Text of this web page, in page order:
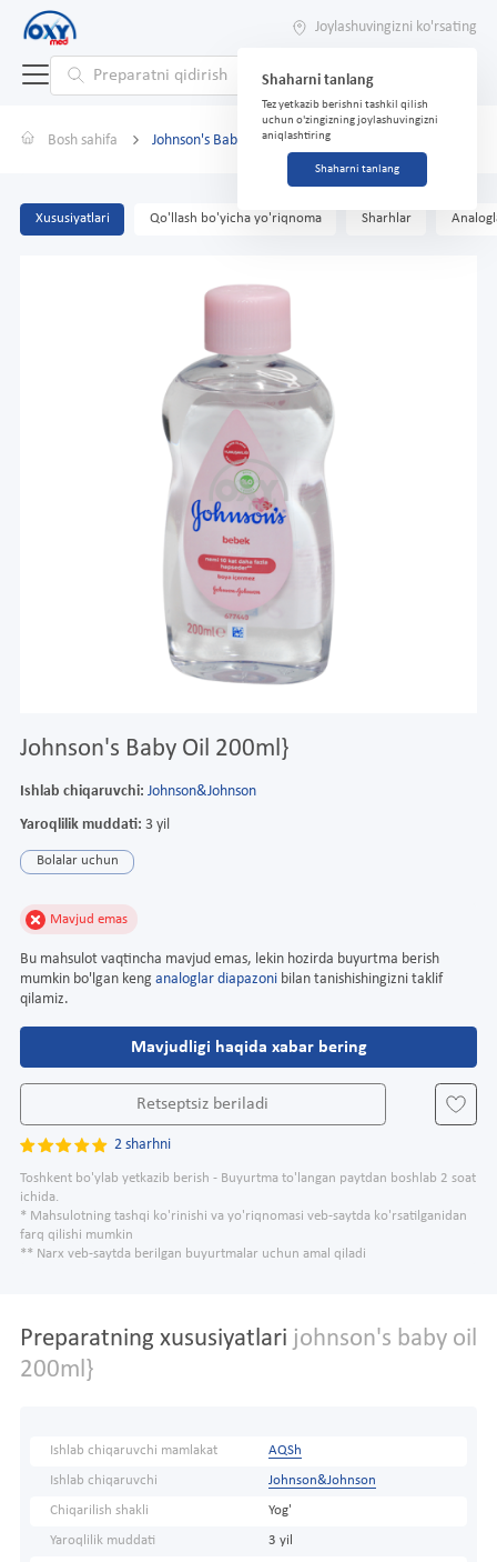
Joylashuvingizni ko'rsating
Shaharni tanlang
Tez yetkazib berishni tashkil qilish
uchun o'zingizning joylashuvingizni
aniqlashtiring
Shaharni tanlang
Bosh sahifa Johnson's Baby Oil 200ml}
Xususiyatlari Qo'llash bo'yicha yo'riqnoma Sharhlar
Johnson's Baby Oil 200ml}
Ishlab chiqaruvchi: Johnson&Johnson
Yaroqlilik muddati: 3 yil
Bolalar uchun
Mavjud emas
Bu mahsulot vaqtincha mavjud emas, lekin hozirda buyurtma berish
mumkin bo'lgan keng analoglar diapazoni bilan tanishishingizni taklif
qilamiz.
Mavjudligi haqida xabar bering
Retseptsiz beriladi
2 sharhni
Toshkent bo'ylab yetkazib berish - Buyurtma to'langan paytdan boshlab 2 soat
ichida.
* Mahsulotning tashqi ko'rinishi va yo'riqnomasi veb-saytda ko'rsatilganidan
farq qilishi mumkin
** Narx veb-saytda berilgan buyurtmalar uchun amal qiladi
Preparatning xususiyatlari johnson's baby oil
200ml}
Ishlab chiqaruvchi mamlakat AQSh
Ishlab chiqaruvchi Johnson&Johnson
Chiqarilish shakli Yog'
Yaroqlilik muddati 3 yil